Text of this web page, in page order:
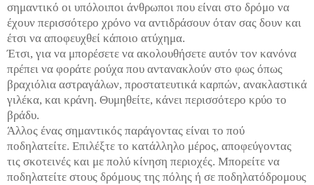
σημαντικό οι υπόλοιποι άνθρωποι που είναι στο δρόμο να
έχουν περισσότερο χρόνο να αντιδράσουν όταν σας δουν και
έτσι να αποφευχθεί κάποιο ατύχημα.
Έτσι, για να μπορέσετε να ακολουθήσετε αυτόν τον κανόνα
πρέπει να φοράτε ρούχα που αντανακλούν στο φως όπως
βραχιόλια αστραγάλων, προστατευτικά καρπών, ανακλαστικά
γιλέκα, και κράνη. Θυμηθείτε, κάνει περισσότερο κρύο το
βράδυ.
Άλλος ένας σημαντικός παράγοντας είναι το πού
ποδηλατείτε. Επιλέξτε το κατάλληλο μέρος, αποφεύγοντας
τις σκοτεινές και με πολύ κίνηση περιοχές. Μπορείτε να
ποδηλατείτε στους δρόμους της πόλης ή σε ποδηλατόδρομους